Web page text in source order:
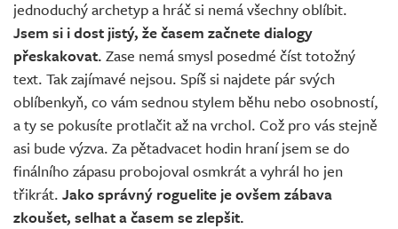
jednoduchý archetyp a hráč si nemá všechny oblíbit.
Jsem si i dost jistý, že časem začnete dialogy
přeskakovat. Zase nemá smysl posedmé číst totožný
text. Tak zajímavé nejsou. Spíš si najdete pár svých
oblíbenkyň, co vám sednou stylem běhu nebo osobností,
a ty se pokusíte protlačit až na vrchol. Což pro vás stejně
asi bude výzva. Za pětadvacet hodin hraní jsem se do
finálního zápasu probojoval osmkrát a vyhrál ho jen
třikrát. Jako správný roguelite je ovšem zábava
zkoušet, selhat a časem se zlepšit.